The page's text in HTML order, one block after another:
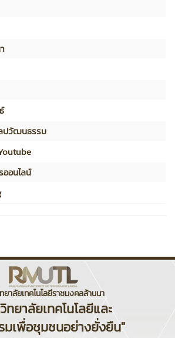
ปวัฒนธรรม
ออนไลน์
ยาลัยเทคโนโลยีราชมงคลล้านนา
ทยาลัยเทคโนโลยีและ
มเพื่อชุมชนอย่างยั่งยืน"